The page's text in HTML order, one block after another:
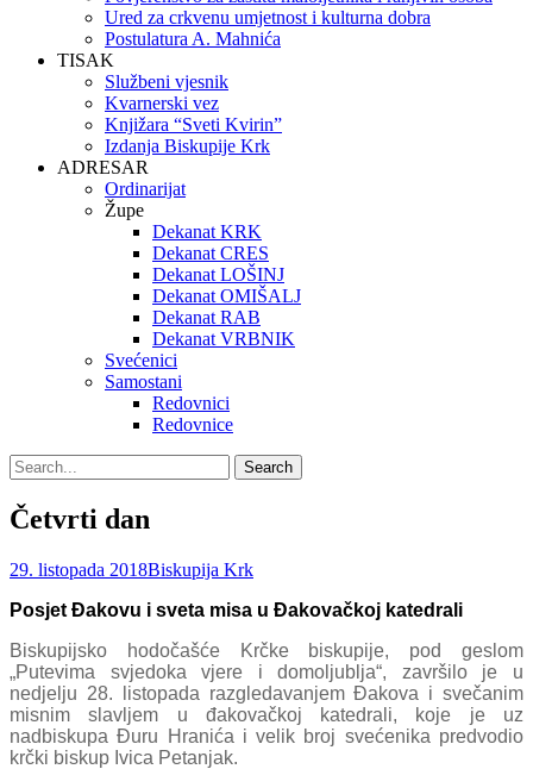
Ured za crkvenu umjetnost i kulturna dobra
Postulatura A. Mahnića
TISAK
Službeni vjesnik
Kvarnerski vez
Knjižara “Sveti Kvirin”
Izdanja Biskupije Krk
ADRESAR
Ordinarijat
Župe
Dekanat KRK
Dekanat CRES
Dekanat LOŠINJ
Dekanat OMIŠALJ
Dekanat RAB
Dekanat VRBNIK
Svećenici
Samostani
Redovnici
Redovnice
Search
Search
for:
Četvrti dan
Posted
29. listopada 2018Author
Biskupija Krk
Posjet Đakovu i sveta misa u Đakovačkoj katedrali
Biskupijsko hodočašće Krčke biskupije, pod geslom
„Putevima svjedoka vjere i domoljublja“, završilo je u
nedjelju 28. listopada razgledavanjem Đakova i svečanim
misnim slavljem u đakovačkoj katedrali, koje je uz
nadbiskupa Đuru Hranića i velik broj svećenika predvodio
krčki biskup Ivica Petanjak.